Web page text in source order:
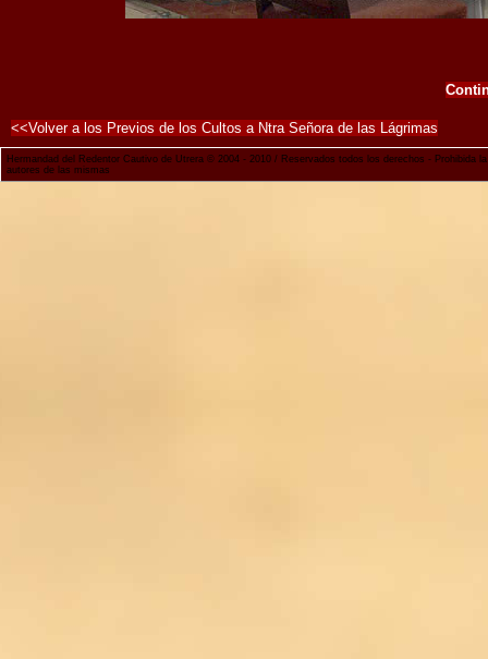
<<Volver a los Previos de los Cultos a Ntra Señora de las Lágrimas
Hermandad del Redentor Cautivo de Utrera © 2004 - 2010 / Reservados todos los derechos -
autores de las mismas